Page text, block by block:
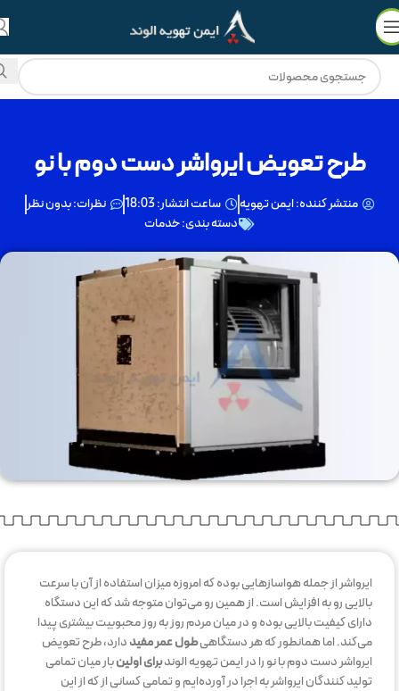
طرح تعویض ایرواشر دست دوم با نو
منتشر کننده:ایمن تهویه ساعت انتشار:18:03 نظرات:بدون نظر
دسته بندی:خدمات
ایرواشر از جمله هواسازهایی بوده که امروزه میزان استفاده از آن با سرعت
بالایی رو به افزایش است. از همین رو می‌توان متوجه شد که این دستگاه
دارای کیفیت بالایی بوده و در میان مردم روز به روز محبوبیت بیشتری پیدا
می‌کند. اما همانطور که هر دستگاهیطول عمر مفیددارد، طرح تعویض
ایرواشر دست دوم با نو را در ایمن تهویه الوندبرای اولینبار میان تمامی
تولید کنندگان ایرواشر به اجرا در آورده‌ایم و تمامی کسانی از که از این
🔥فروش ویژه با